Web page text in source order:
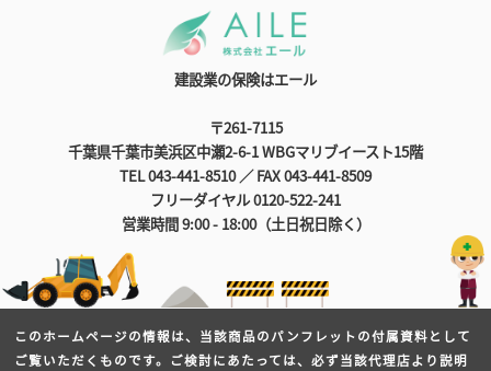
建設業の保険はエール
〒261-7115
千葉県千葉市美浜区中瀬2-6-1 WBGマリブイースト15階
TEL 043-441-8510 ／ FAX 043-441-8509
フリーダイヤル 0120-522-241
営業時間 9:00 - 18:00（土日祝日除く）
このホームページの情報は、当該商品のパンフレットの付属資料として
ご覧いただくものです。ご検討にあたっては、必ず当該代理店より説明